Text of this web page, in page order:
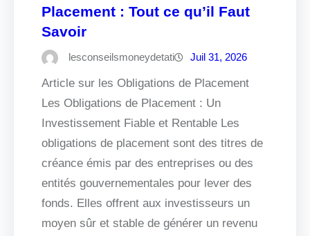
Placement : Tout ce qu’il Faut
Savoir
lesconseilsmoneydetati Juil 31, 2026
Article sur les Obligations de Placement
Les Obligations de Placement : Un
Investissement Fiable et Rentable Les
obligations de placement sont des titres de
créance émis par des entreprises ou des
entités gouvernementales pour lever des
fonds. Elles offrent aux investisseurs un
moyen sûr et stable de générer un revenu